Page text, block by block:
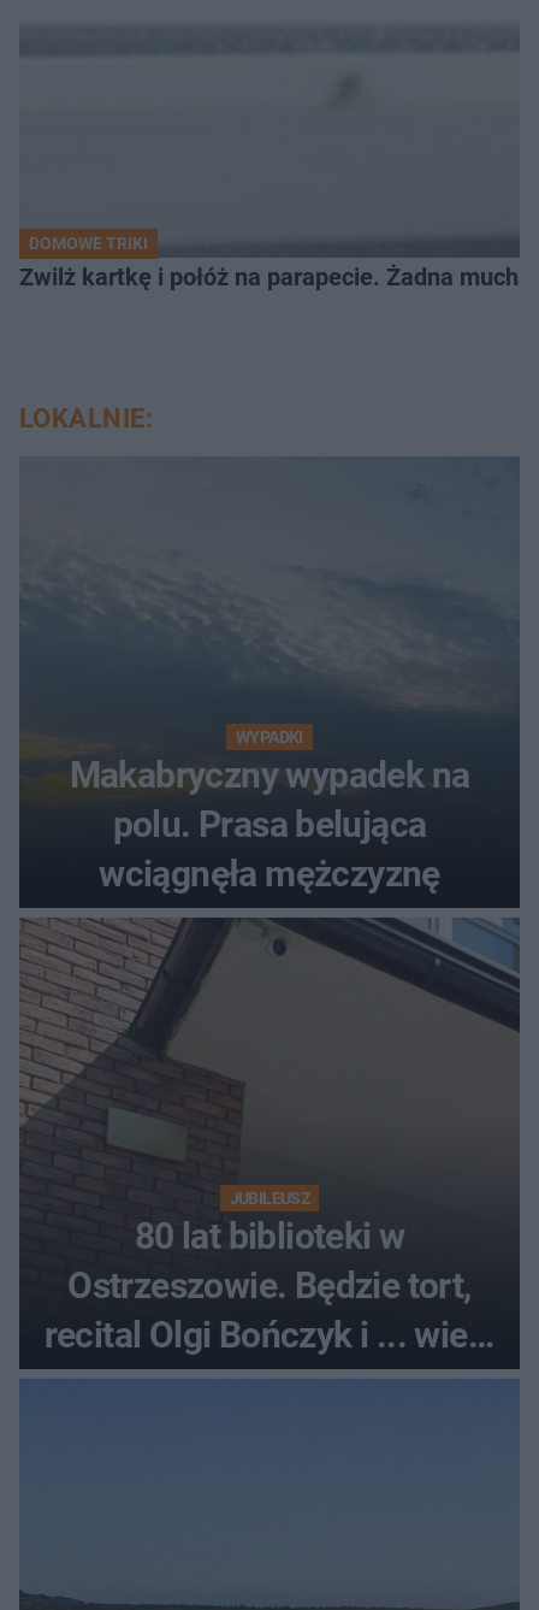
DOMOWE TRIKI
Zwilż kartkę i połóż na parapecie. Żadna
LOKALNIE:
WYPADKI
Makabryczny wypadek na
polu. Prasa belująca
wciągnęła mężczyznę
JUBILEUSZ
80 lat biblioteki w
Ostrzeszowie. Będzie tort,
recital Olgi Bończyk i ... wiele
więcej